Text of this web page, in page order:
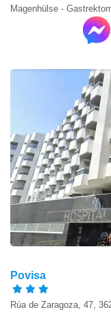
Magenhülse -
Povisa
Rúa de Zaragoza, 47,